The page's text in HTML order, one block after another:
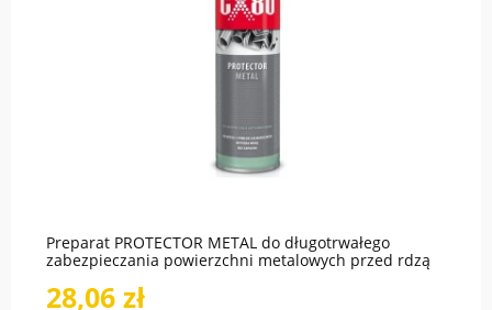
Preparat PROTECTOR METAL do długotrwałego
zabezpieczania powierzchni metalowych przed rdzą
28,06 zł